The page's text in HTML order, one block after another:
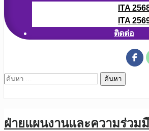
ITA
ITA
ติดต่อ
ค้นหา
ฝ่ายแผนงานและความร่วม